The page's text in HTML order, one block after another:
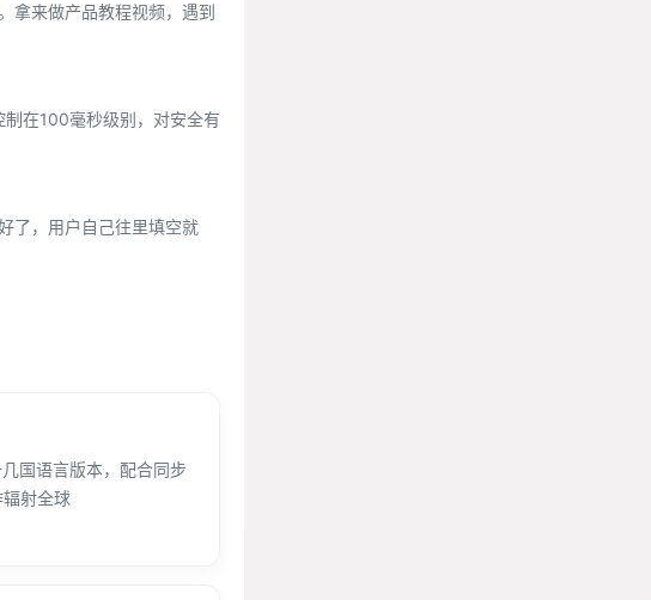
拿来做产品教程视频，遇到
在100毫秒级别，对安全有
了，用户自己往里填空就
国语言版本，配合同步
射全球